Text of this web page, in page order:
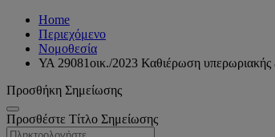
Home
Περιεχόμενο
Νομοθεσία
ΥΑ 29081οικ./2023 Καθιέρωση υπερωριακής
Προσθήκη Σημείωσης
Προσθέστε Τίτλο Σημείωσης